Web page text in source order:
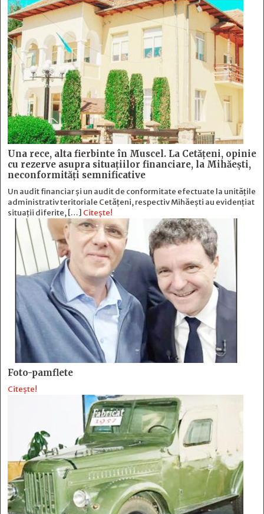
Una rece, alta fierbinte în Muscel. La Cetăţeni, opinie
cu rezerve asupra situaţiilor financiare, la Mihăeşti,
neconformităţi semnificative
Un audit financiar și un audit de conformitate efectuate la unitățile
administrativ teritoriale Cetățeni, respectiv Mihăești au evidențiat
situații diferite, […] Citește!
Foto-pamflete
Citește!